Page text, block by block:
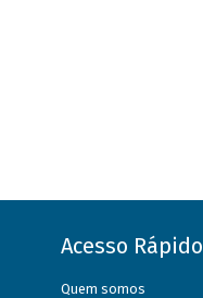
Acesso Rápido
Quem somos